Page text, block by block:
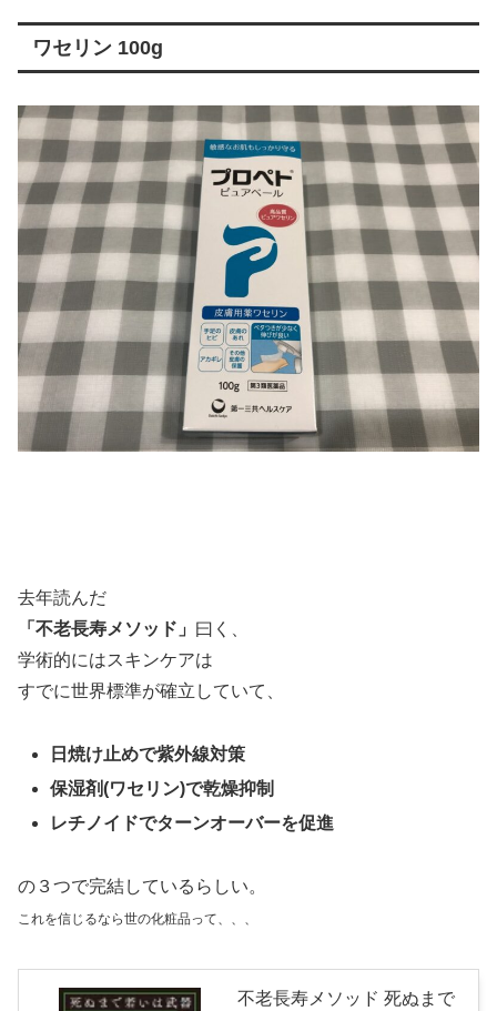
ワセリン 100g
去年読んだ
「不老長寿メソッド」 曰く、
学術的にはスキンケアは
すでに世界標準が確立していて、
日焼け止めで紫外線対策
保湿剤(ワセリン)で乾燥抑制
レチノイドでターンオーバーを促進
の３つで完結しているらしい。
これを信じるなら世の化粧品って、、、
不老長寿メソッド 死ぬまで